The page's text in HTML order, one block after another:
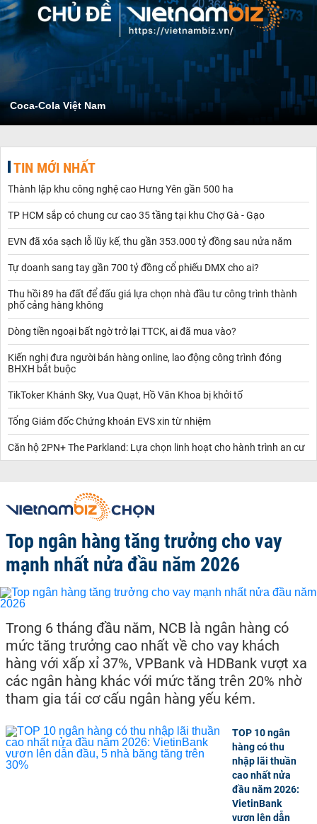
Coca-Cola Việt Nam
TIN MỚI NHẤT
Thành lập khu công nghệ cao Hưng Yên gần 500 ha
TP HCM sắp có chung cư cao 35 tầng tại khu Chợ Gà - Gạo
EVN đã xóa sạch lỗ lũy kế, thu gần 353.000 tỷ đồng sau nửa năm
Tự doanh sang tay gần 700 tỷ đồng cổ phiếu DMX cho ai?
Thu hồi 89 ha đất để đấu giá lựa chọn nhà đầu tư công trình thành
phố cảng hàng không
Dòng tiền ngoại bất ngờ trở lại TTCK, ai đã mua vào?
Kiến nghị đưa người bán hàng online, lao động công trình đóng
BHXH bắt buộc
TikToker Khánh Sky, Vua Quạt, Hồ Văn Khoa bị khởi tố
Tổng Giám đốc Chứng khoán EVS xin từ nhiệm
Căn hộ 2PN+ The Parkland: Lựa chọn linh hoạt cho hành trình an cư
Top ngân hàng tăng trưởng cho vay
mạnh nhất nửa đầu năm 2026
Trong 6 tháng đầu năm, NCB là ngân hàng có
mức tăng trưởng cao nhất về cho vay khách
hàng với xấp xỉ 37%, VPBank và HDBank vượt xa
các ngân hàng khác với mức tăng trên 20% nhờ
tham gia tái cơ cấu ngân hàng yếu kém.
TOP 10 ngân
hàng có thu
nhập lãi thuần
cao nhất nửa
đầu năm 2026:
VietinBank
vươn lên dẫn